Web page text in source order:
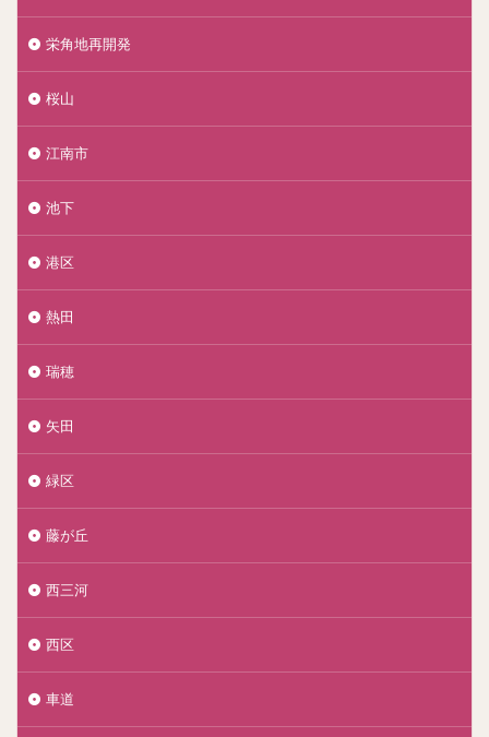
栄角地再開発
桜山
江南市
池下
港区
熱田
瑞穂
矢田
緑区
藤が丘
西三河
西区
車道